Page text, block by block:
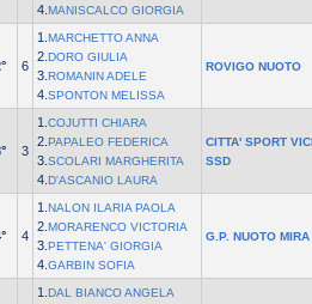
4. MANISCALCO GIORGIA
6
1. MARCHETTO ANNA
2. DORO GIULIA
3. ROMANIN ADELE
4. SPONTON MELISSA
ROVIGO NUOTO
3
1. COJUTTI CHIARA
2. PAPALEO FEDERICA
3. SCOLARI MARGHERITA
4. D'ASCANIO LAURA
CITTA' SPORT
SSD
4
1. NALON ILARIA PAOLA
2. MORARENCO VICTORIA
3. PETTENA' GIORGIA
4. GARBIN SOFIA
G.P. NUOTO MIRA
1. DAL BIANCO ANGELA